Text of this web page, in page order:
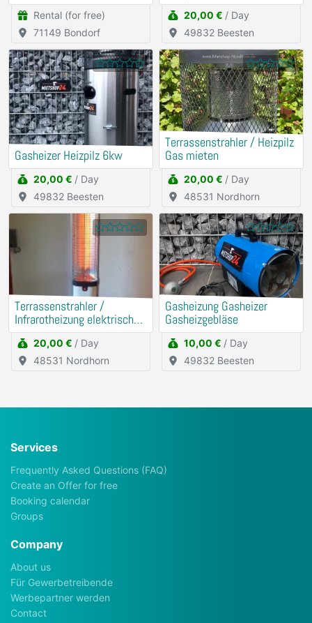
Rental (for free)
71149 Bondorf
20,00 € / Day
49832 Beesten
Gasheizer Heizpilz 6kw
20,00 € / Day
49832 Beesten
Terrassenstrahler / Heizpilz
Gas mieten
20,00 € / Day
48531 Nordhorn
Terrassenstrahler /
Infrarotheizung elektrisch
mieten
20,00 € / Day
48531 Nordhorn
Gasheizung Gasheizer
Gasheizgebläse
10,00 € / Day
49832 Beesten
Services
Frequently Asked Questions (FAQ)
Create an Offer for free
Booking calendar
Groups
Company
About us
Für Gewerbetreibende
Werbepartner werden
Contact